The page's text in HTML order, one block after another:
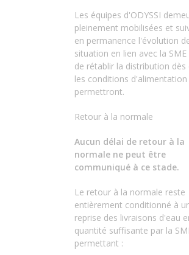
Les équipes d'ODYSSI
pleinement mobilisées et
en permanence l'évolution
situation en lien avec la
de rétablir la distribution dès
les conditions d'alimentation
permettront.
Retour à la normale
Aucun délai de retour à la
normale ne peut être
communiqué à ce stade.
Le retour à la normale reste
entièrement conditionné à
reprise des livraisons d'eau
quantité suffisante par la
permettant :